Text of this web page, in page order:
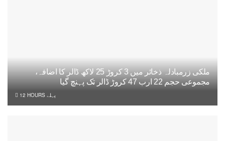
ملکی زرمبادلہ ذخائر میں 3 کروڑ 25 لاکھ ڈالر کا اضافہ،
مجموعی حجم 22 ارب 47 کروڑ ڈالر تک پہنچ گیا
12 HOURS پہلے